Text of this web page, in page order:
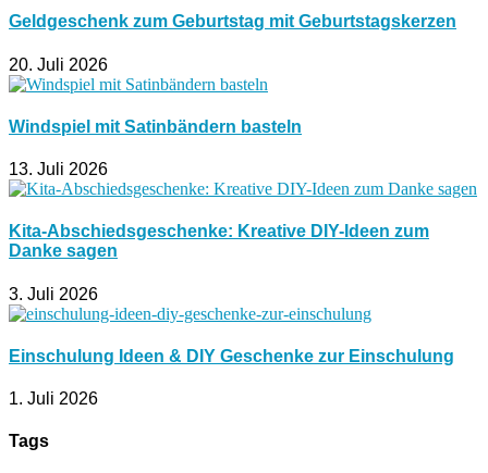
Geldgeschenk zum Geburtstag mit Geburtstagskerzen
20. Juli 2026
Windspiel mit Satinbändern basteln
13. Juli 2026
Kita-Abschiedsgeschenke: Kreative DIY-Ideen zum
Danke sagen
3. Juli 2026
Einschulung Ideen & DIY Geschenke zur Einschulung
1. Juli 2026
Tags